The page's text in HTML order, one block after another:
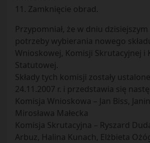
11. Zamknięcie obrad.
Przypomniał, że w dniu
potrzeby wybierania nowego
Wnioskowej, Komisji Skrutacyjnej i
Statutowej.
Składy tych komisji zostały
24.11.2007 r. i przedstawia się
Komisja Wnioskowa – Jan Biss,
Mirosława Małecka
Komisja Skrutacyjna – Ryszard
Arbuz, Halina Kunach, Elżbieta